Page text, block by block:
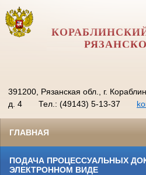
391200, Рязанская обл., г.
д. 4
Тел.: (49143) 5-13-37
ГЛАВНАЯ
ПОДАЧА ПРОЦЕССУАЛЬНЫХ
ЭЛЕКТРОННОМ ВИДЕ